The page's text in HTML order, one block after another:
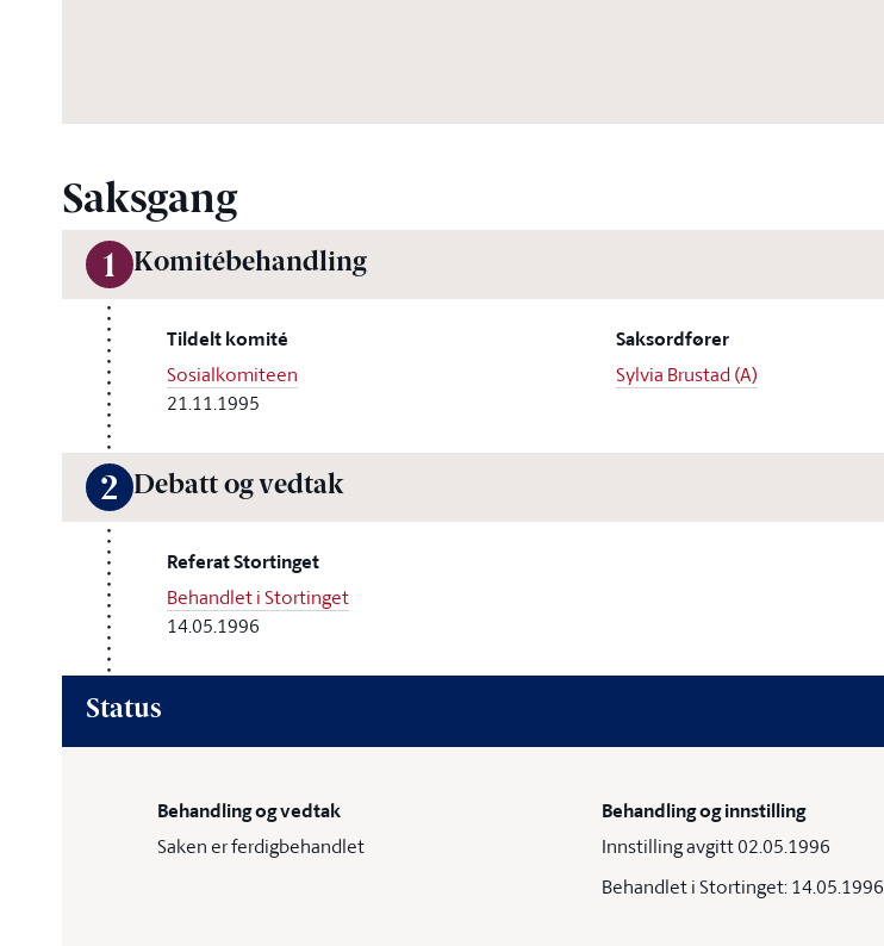
Saksgang
1 Komitébehandling
Tildelt komité
Sosialkomiteen
21.11.1995
Saksordfører
Sylvia Brustad (A)
2 Debatt og vedtak
Referat Stortinget
Behandlet i Stortinget
14.05.1996
Status
Behandling og vedtak
Saken er ferdigbehandlet
Behandling og innstilling
Innstilling avgitt 02.05.1996
Behandlet i Stortinget: 14.05.1996